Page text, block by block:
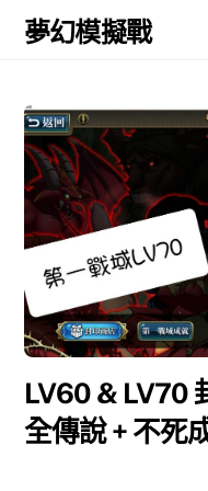
Skip
夢幻模擬戰
LV60 & LV70
全傳說 + 不死